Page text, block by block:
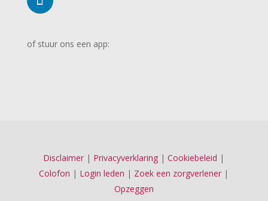
of stuur ons een app:
Disclaimer | Privacyverklaring |Cookiebeleid |
Colofon | Login leden | Zoek een zorgverlener |
Opzeggen